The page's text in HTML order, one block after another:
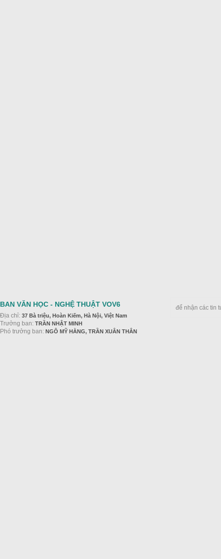
BAN VĂN HỌC - NGHỆ THUẬT VOV6
Địa chỉ: 37 Bà triệu, Hoàn Kiếm, Hà Nội, Việt Nam
Trưởng ban: TRẦN NHẬT MINH
Phó trưởng ban: NGÔ MỸ HẰNG, TRẦN XUÂN THÂN
để nhận các tin